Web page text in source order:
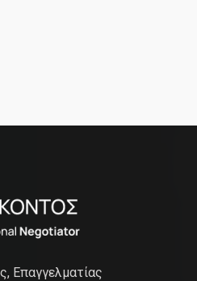
Επαγγελματίας